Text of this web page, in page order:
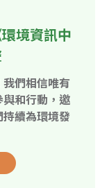
境資訊中
我們相信唯有
和行動，邀
續為環境發